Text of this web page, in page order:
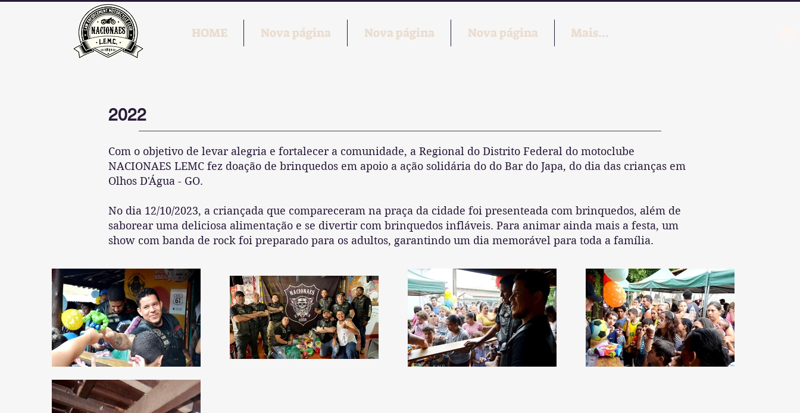
HOME Nova página Nova página Nova página Mais...
2022
Com o objetivo de levar alegria e fortalecer a comunidade, a Regional do Distrito Federal do motoclube
NACIONAES LEMC fez doação de brinquedos em apoio a ação solidária do do Bar do Japa, do dia das crianças em
Olhos D'Água - GO.
No dia 12/10/2023, a criançada que compareceram na praça da cidade foi presenteada com brinquedos, além de
saborear uma deliciosa alimentação e se divertir com brinquedos infláveis. Para animar ainda mais a festa, um
show com banda de rock foi preparado para os adultos, garantindo um dia memorável para toda a família.